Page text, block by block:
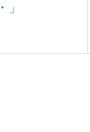
」